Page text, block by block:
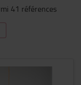
41 références